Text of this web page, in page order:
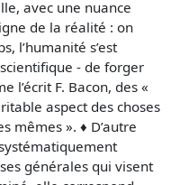
avec une nuance
de la réalité : on
l’humanité s’est
- de forger
l’écrit F. Bacon, des «
aspect des choses
mêmes ». ♦ D’autre
générales qui visent